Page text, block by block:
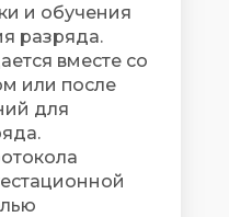
и обучения
разряда.
вместе со
или после
для